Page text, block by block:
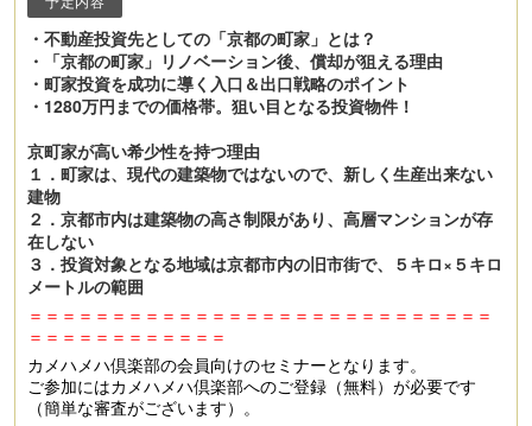
・不動産投資先としての「京都の町家」とは？
・「京都の町家」リノベーション後、償却が狙える理由
・町家投資を成功に導く入口＆出口戦略のポイント
・1280万円までの価格帯。狙い目となる投資物件！
京町家が高い希少性を持つ理由
１．町家は、現代の建築物ではないので、新しく生産出来ない
建物
２．京都市内は建築物の高さ制限があり、高層マンションが存
在しない
３．投資対象となる地域は京都市内の旧市街で、５キロ×５キロ
メートルの範囲
＝＝＝＝＝＝＝＝＝＝＝＝＝＝＝＝＝＝＝＝＝＝＝＝＝＝＝＝
＝＝＝＝＝＝＝＝＝＝＝＝
カメハメハ倶楽部の会員向けのセミナーとなります。
ご参加にはカメハメハ倶楽部へのご登録（無料）が必要です
（簡単な審査がございます）。